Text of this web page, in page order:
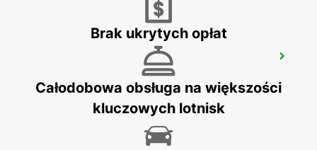
Brak ukrytych opłat
Całodobowa obsługa na większości
kluczowych lotnisk